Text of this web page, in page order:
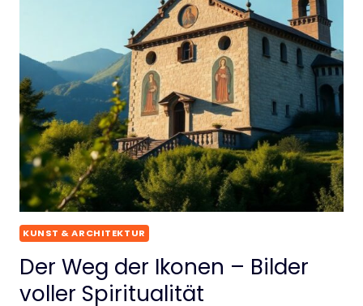
KUNST & ARCHITEKTUR
Der Weg der Ikonen – Bilder
voller Spiritualität